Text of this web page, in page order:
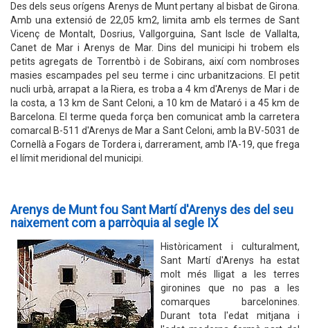
Des dels seus orígens Arenys de Munt pertany al bisbat de Girona.
Amb una extensió de 22,05 km2, limita amb els termes de Sant
Vicenç de Montalt, Dosrius, Vallgorguina, Sant Iscle de Vallalta,
Canet de Mar i Arenys de Mar. Dins del municipi hi trobem els
petits agregats de Torrentbò i de Sobirans, així com nombroses
masies escampades pel seu terme i cinc urbanitzacions. El petit
nucli urbà, arrapat a la Riera, es troba a 4 km d'Arenys de Mar i de
la costa, a 13 km de Sant Celoni, a 10 km de Mataró i a 45 km de
Barcelona. El terme queda força ben comunicat amb la carretera
comarcal B-511 d'Arenys de Mar a Sant Celoni, amb la BV-5031 de
Cornellà a Fogars de Tordera i, darrerament, amb l'A-19, que frega
el límit meridional del municipi.
Arenys de Munt fou Sant Martí d'Arenys des del seu
naixement com a parròquia al segle IX
Històricament i culturalment,
Sant Martí d'Arenys ha estat
molt més lligat a les terres
gironines que no pas a les
comarques barcelonines.
Durant tota l'edat mitjana i